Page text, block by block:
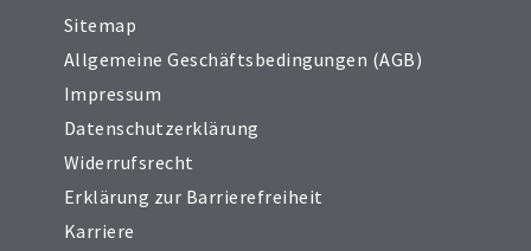
Sitemap
Allgemeine Geschäftsbedingungen (AGB)
Impressum
Datenschutzerklärung
Widerrufsrecht
Erklärung zur Barrierefreiheit
Karriere